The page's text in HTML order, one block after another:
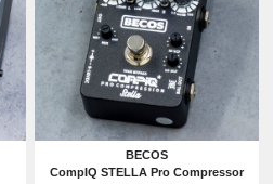
BECOS
CompIQ STELLA Pro Compressor